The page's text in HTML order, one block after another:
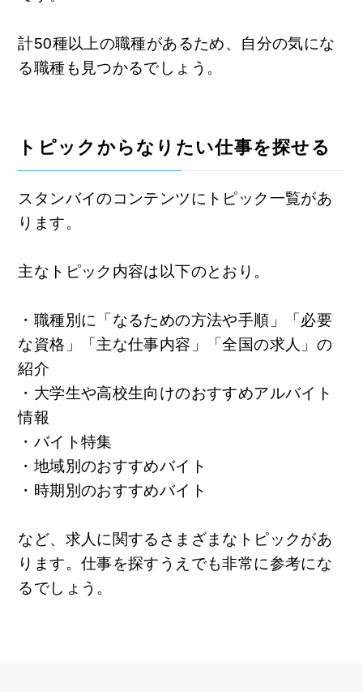
計50種以上の職種があるため、自分の気にな
る職種も見つかるでしょう。
トピックからなりたい仕事を探せる
スタンバイのコンテンツにトピック一覧があ
ります。
主なトピック内容は以下のとおり。
・職種別に「なるための方法や手順」「必要
な資格」「主な仕事内容」「全国の求人」の
紹介
・大学生や高校生向けのおすすめアルバイト
情報
・バイト特集
・地域別のおすすめバイト
・時期別のおすすめバイト
など、求人に関するさまざまなトピックがあ
ります。仕事を探すうえでも非常に参考にな
るでしょう。